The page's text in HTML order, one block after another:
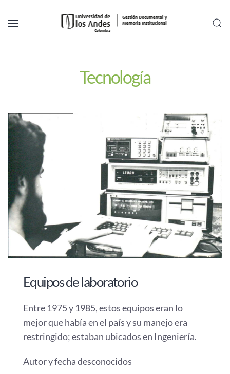
Skip to main content
Tecnología
Equipos de laboratorio
Entre 1975 y 1985, estos equipos eran lo
mejor que había en el país y su manejo era
restringido; estaban ubicados en Ingeniería.
Autor y fecha desconocidos